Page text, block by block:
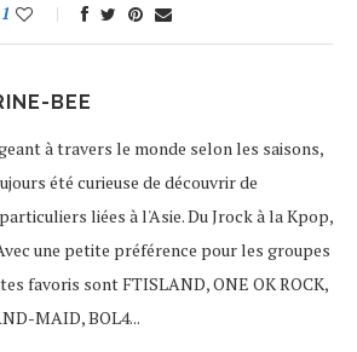
1
BEE
à travers le monde selon les saisons,
été curieuse de découvrir de
liées à l'Asie. Du Jrock à la Kpop,
une petite préférence pour les groupes
favoris sont FTISLAND, ONE OK ROCK,
MAID, BOL4...